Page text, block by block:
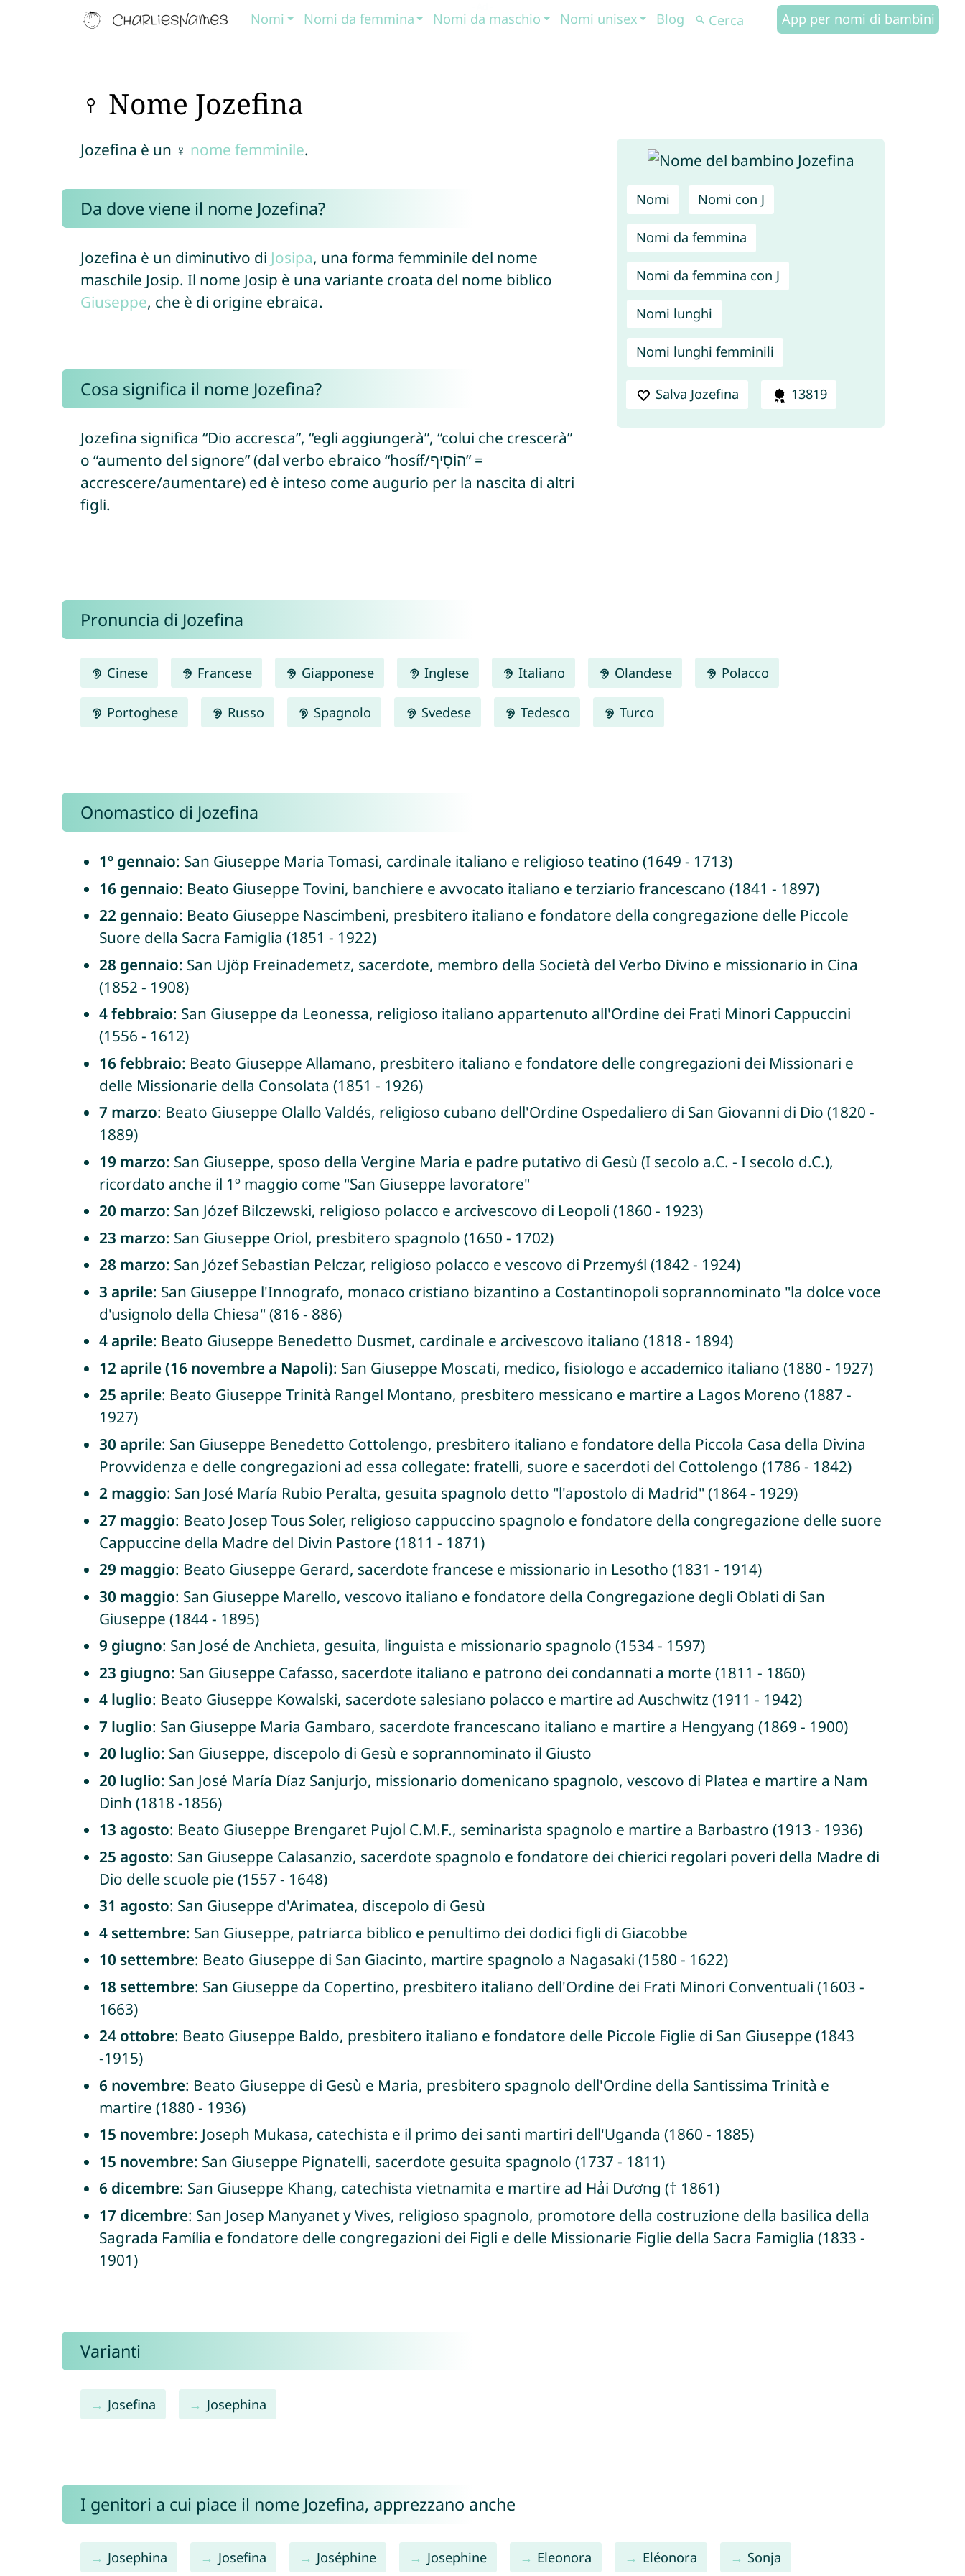
Nomi Nomi da femmina Nomi da maschio Nomi unisex Blog App per nomi di bambini
♀ Nome Jozefina
Nomi Nomi con J
Nomi da femmina
Nomi da femmina con J
Nomi lunghi
Nomi lunghi femminili
Salva Jozefina 13819
Jozefina è un ♀ nome femminile.
Da dove viene il nome Jozefina?
Jozefina è un diminutivo di Josipa, una forma femminile del nome
maschile Josip. Il nome Josip è una variante croata del nome biblico
Giuseppe, che è di origine ebraica.
Cosa significa il nome Jozefina?
Jozefina significa “Dio accresca”, “egli aggiungerà”, “colui che crescerà”
o “aumento del signore” (dal verbo ebraico “hosíf/הוֹסִיף” =
accrescere/aumentare) ed è inteso come augurio per la nascita di altri
figli.
Pronuncia di Jozefina
Cinese Francese Giapponese Inglese Italiano Olandese Polacco
Portoghese Russo Spagnolo Svedese Tedesco Turco
Onomastico di Jozefina
1º gennaio: San Giuseppe Maria Tomasi, cardinale italiano e religioso teatino (1649 - 1713)
16 gennaio: Beato Giuseppe Tovini, banchiere e avvocato italiano e terziario francescano (1841 - 1897)
22 gennaio: Beato Giuseppe Nascimbeni, presbitero italiano e fondatore della congregazione delle Piccole
Suore della Sacra Famiglia (1851 - 1922)
28 gennaio: San Ujöp Freinademetz, sacerdote, membro della Società del Verbo Divino e missionario in Cina
(1852 - 1908)
4 febbraio: San Giuseppe da Leonessa, religioso italiano appartenuto all'Ordine dei Frati Minori Cappuccini
(1556 - 1612)
16 febbraio: Beato Giuseppe Allamano, presbitero italiano e fondatore delle congregazioni dei Missionari e
delle Missionarie della Consolata (1851 - 1926)
7 marzo: Beato Giuseppe Olallo Valdés, religioso cubano dell'Ordine Ospedaliero di San Giovanni di Dio (1820 -
1889)
19 marzo: San Giuseppe, sposo della Vergine Maria e padre putativo di Gesù (I secolo a.C. - I secolo d.C.),
ricordato anche il 1º maggio come "San Giuseppe lavoratore"
20 marzo: San Józef Bilczewski, religioso polacco e arcivescovo di Leopoli (1860 - 1923)
23 marzo: San Giuseppe Oriol, presbitero spagnolo (1650 - 1702)
28 marzo: San Józef Sebastian Pelczar, religioso polacco e vescovo di Przemyśl (1842 - 1924)
3 aprile: San Giuseppe l'Innografo, monaco cristiano bizantino a Costantinopoli soprannominato "la dolce voce
d'usignolo della Chiesa" (816 - 886)
4 aprile: Beato Giuseppe Benedetto Dusmet, cardinale e arcivescovo italiano (1818 - 1894)
12 aprile (16 novembre a Napoli): San Giuseppe Moscati, medico, fisiologo e accademico italiano (1880 - 1927)
25 aprile: Beato Giuseppe Trinità Rangel Montano, presbitero messicano e martire a Lagos Moreno (1887 -
1927)
30 aprile: San Giuseppe Benedetto Cottolengo, presbitero italiano e fondatore della Piccola Casa della Divina
Provvidenza e delle congregazioni ad essa collegate: fratelli, suore e sacerdoti del Cottolengo (1786 - 1842)
2 maggio: San José María Rubio Peralta, gesuita spagnolo detto "l'apostolo di Madrid" (1864 - 1929)
27 maggio: Beato Josep Tous Soler, religioso cappuccino spagnolo e fondatore della congregazione delle suore
Cappuccine della Madre del Divin Pastore (1811 - 1871)
29 maggio: Beato Giuseppe Gerard, sacerdote francese e missionario in Lesotho (1831 - 1914)
30 maggio: San Giuseppe Marello, vescovo italiano e fondatore della Congregazione degli Oblati di San
Giuseppe (1844 - 1895)
9 giugno: San José de Anchieta, gesuita, linguista e missionario spagnolo (1534 - 1597)
23 giugno: San Giuseppe Cafasso, sacerdote italiano e patrono dei condannati a morte (1811 - 1860)
4 luglio: Beato Giuseppe Kowalski, sacerdote salesiano polacco e martire ad Auschwitz (1911 - 1942)
7 luglio: San Giuseppe Maria Gambaro, sacerdote francescano italiano e martire a Hengyang (1869 - 1900)
20 luglio: San Giuseppe, discepolo di Gesù e soprannominato il Giusto
20 luglio: San José María Díaz Sanjurjo, missionario domenicano spagnolo, vescovo di Platea e martire a Nam
Dinh (1818 -1856)
13 agosto: Beato Giuseppe Brengaret Pujol C.M.F., seminarista spagnolo e martire a Barbastro (1913 - 1936)
25 agosto: San Giuseppe Calasanzio, sacerdote spagnolo e fondatore dei chierici regolari poveri della Madre di
Dio delle scuole pie (1557 - 1648)
31 agosto: San Giuseppe d'Arimatea, discepolo di Gesù
4 settembre: San Giuseppe, patriarca biblico e penultimo dei dodici figli di Giacobbe
10 settembre: Beato Giuseppe di San Giacinto, martire spagnolo a Nagasaki (1580 - 1622)
18 settembre: San Giuseppe da Copertino, presbitero italiano dell'Ordine dei Frati Minori Conventuali (1603 -
1663)
24 ottobre: Beato Giuseppe Baldo, presbitero italiano e fondatore delle Piccole Figlie di San Giuseppe (1843
-1915)
6 novembre: Beato Giuseppe di Gesù e Maria, presbitero spagnolo dell'Ordine della Santissima Trinità e
martire (1880 - 1936)
15 novembre: Joseph Mukasa, catechista e il primo dei santi martiri dell'Uganda (1860 - 1885)
15 novembre: San Giuseppe Pignatelli, sacerdote gesuita spagnolo (1737 - 1811)
6 dicembre: San Giuseppe Khang, catechista vietnamita e martire ad Hải Dương († 1861)
17 dicembre: San Josep Manyanet y Vives, religioso spagnolo, promotore della costruzione della basilica della
Sagrada Família e fondatore delle congregazioni dei Figli e delle Missionarie Figlie della Sacra Famiglia (1833 -
1901)
Varianti
Josefina Josephina
I genitori a cui piace il nome Jozefina, apprezzano anche
Josephina Josefina Joséphine Josephine Eleonora Eléonora Sonja